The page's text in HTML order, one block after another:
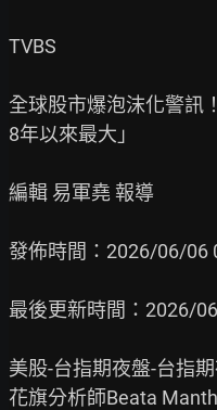
TVBS
全球股市爆泡沫化警訊
8年以來最大」
編輯 易軍堯 報導
發佈時間：2026/06/06
最後更新時間：2026/
美股-台指期夜盤-台指
花旗分析師Beata